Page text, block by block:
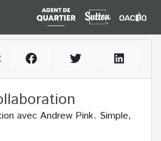
avec Andrew Pink. Simple,